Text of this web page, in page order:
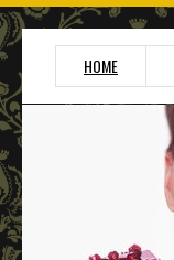
HOME